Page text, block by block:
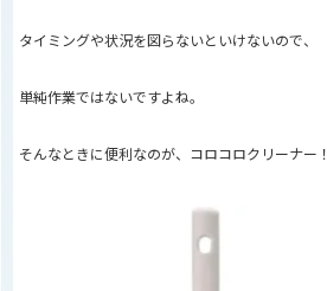
タイミングや状況を図らないといけないので、
単純作業ではないですよね。
そんなときに便利なのが、コロコロクリーナー！